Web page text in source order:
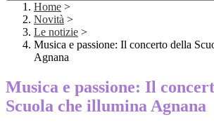
Home >
Novità >
Le notizie >
Musica e passione: Il concerto della
Agnana
Musica e passione: Il
Scuola che illumina Agnana